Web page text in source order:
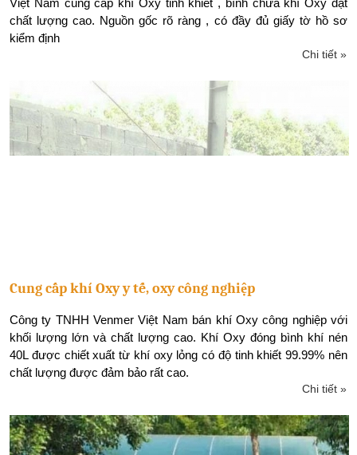
Việt Nam cung cấp khí Oxy tinh khiết , bình chứa khí Oxy đạt
chất lượng cao. Nguồn gốc rõ ràng , có đầy đủ giấy tờ hồ sơ
kiểm định
Chi tiết »
Cung cấp khí Oxy y tế, oxy công nghiệp
Công ty TNHH Venmer Việt Nam bán khí Oxy công nghiệp với
khối lượng lớn và chất lượng cao. Khí Oxy đóng bình khí nén
40L được chiết xuất từ khí oxy lỏng có độ tinh khiết 99.99% nên
chất lượng được đảm bảo rất cao.
Chi tiết »